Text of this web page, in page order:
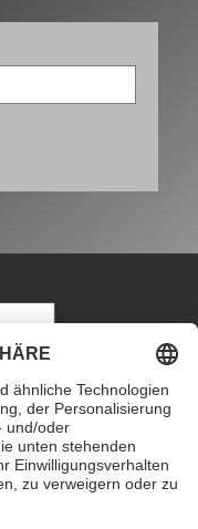
| Wüstenbuch 26
| +49 9555 80994